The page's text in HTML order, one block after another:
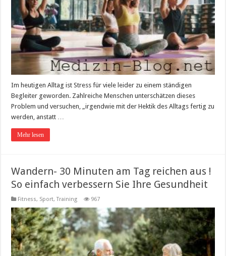
Im heutigen Alltag ist Stress für viele leider zu einem ständigen
Begleiter geworden. Zahlreiche Menschen unterschätzen dieses
Problem und versuchen, „irgendwie mit der Hektik des Alltags fertig zu
werden, anstatt …
Mehr lesen
Wandern- 30 Minuten am Tag reichen aus !
So einfach verbessern Sie Ihre Gesundheit
Fitness, Sport, Training 967